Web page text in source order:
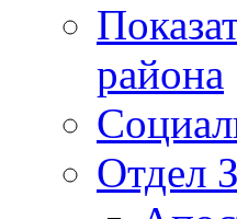
района
Отдел